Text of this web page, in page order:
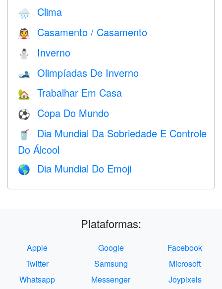
🌧 Clima
👰 Casamento / Casamento
⛄ Inverno
🎿 Olimpíadas De Inverno
🏡 Trabalhar Em Casa
⚽ Copa Do Mundo
🥤
Dia Mundial Da Sobriedade E Controle
Do Álcool
🌎 Dia Mundial Do Emoji
Plataformas:
Apple Google
Facebook
Twitter
Samsung
Microsoft
Whatsapp
Messenger
Joypixels